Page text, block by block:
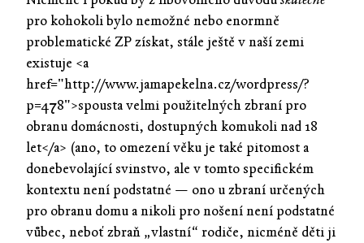
pro kohokoli bylo nemožné nebo enormně
problematické ZP získat, stále ještě v naší zemi
existuje <a
href="http://www.jamapekelna.cz/wordpress/?
p=478">spousta velmi použitelných zbraní pro
obranu domácnosti, dostupných komukoli nad 18
let</a> (ano, to omezení věku je také pitomost a
donebevolající svinstvo, ale v tomto specifickém
kontextu není podstatné — ono u zbraní určených
pro obranu domu a nikoli pro nošení není podstatné
vůbec, neboť zbraň „vlastní“ rodiče, nicméně děti ji